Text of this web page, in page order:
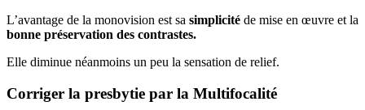
L’avantage de la monovision est sa simplicité de mise en œuvre et la
bonne préservation des contrastes.
Elle diminue néanmoins un peu la sensation de relief.
Corriger la presbytie par la Multifocalité